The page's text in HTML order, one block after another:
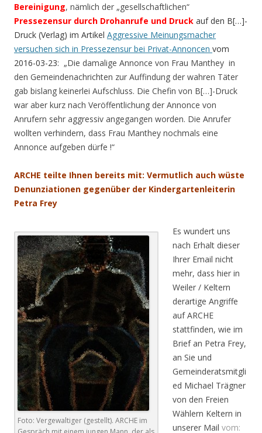
Bereinigung, nämlich der „gesellschaftlichen“
Pressezensur durch Drohanrufe und Druck auf den B[…]-
Druck (Verlag) im Artikel Aggressive Meinungsmacher
versuchen sich in Pressezensur bei Privat-Annoncen vom
2016-03-23: „Die damalige Annonce von Frau Manthey in
den Gemeindenachrichten zur Auffindung der wahren Täter
gab bislang keinerlei Aufschluss. Die Chefin von B[…]-Druck
war aber kurz nach Veröffentlichung der Annonce von
Anrufern sehr aggressiv angegangen worden. Die Anrufer
wollten verhindern, dass Frau Manthey nochmals eine
Annonce aufgeben dürfe !“
ARCHE teilte Ihnen bereits mit: Vermutlich auch wüste
Denunziationen gegenüber der Kindergartenleiterin
Petra Frey
Foto: Vergewaltiger (gestellt). ARCHE im
Es wundert uns
nach Erhalt dieser
Ihrer Email nicht
mehr, dass hier in
Weiler / Keltern
derartige Angriffe
auf ARCHE
stattfinden, wie im
Brief an Petra Frey,
an Sie und
Gemeinderatsmitgli
ed Michael Trägner
von den Freien
Wählern Keltern in
unserer Mail vom: